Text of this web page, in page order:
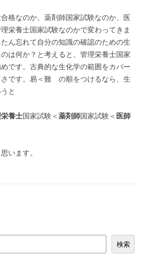
格なのか、薬剤師国家試験なのか、医
栄養士国家試験なのかで変わってきま
ん忘れて自分の知識の確認のための生
は何か？と考えると、管理栄養士国家
です。古典的な生化学の範囲をカバー
さです。易＜難 の順をつけるなら、生
と
養士国家試験＜薬剤師国家試験＜ 医師
います。
検索